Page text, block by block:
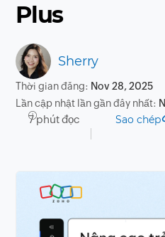
Plus
Sherry
Thời gian đăng: Nov 28, 2025
Lần cập nhật lần gần đây nhất:
7 phút đọc Sao chép